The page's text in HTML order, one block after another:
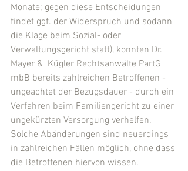
Monate; gegen diese Entscheidungen
findet ggf. der Widerspruch und sodann
die Klage beim Sozial- oder
Verwaltungsgericht statt), konnten Dr.
Mayer &  Kügler Rechtsanwälte PartG
mbB bereits zahlreichen Betroffenen -
ungeachtet der Bezugsdauer - durch ein
Verfahren beim Familiengericht zu einer
ungekürzten Versorgung verhelfen.
Solche Abänderungen sind neuerdings
in zahlreichen Fällen möglich, ohne dass
die Betroffenen hiervon wissen.